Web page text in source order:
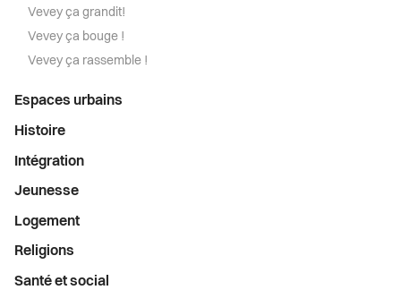
Vevey ça grandit!
Vevey ça bouge !
Vevey ça rassemble !
Espaces urbains
Histoire
Intégration
Jeunesse
Logement
Religions
Santé et social